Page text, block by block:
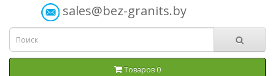
sales@bez-granits.by
Товаров 0